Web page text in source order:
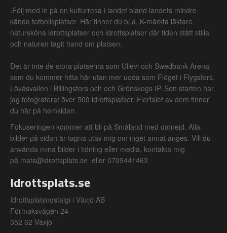
.Följ med in på en kulturresa i landet bland landets mindre
kända fotbollsplatser. Här finner du bl.a. K-märkta läktare,
natursköna idrottsplatser och idrottsplatser där tiden stått stilla
och naturen tagit hand om platsen.
Det är inte de stora platserna som Ullevi och Swedbank Arena
som du kommer hitta här utan mer udda som Flöget i Flygsfors,
Lövåsvallen i Billingsfors och och Grönskogs IP. Sen starten har
jag fotograferat över 500 idrottsplatser. Flertalet av dem finner
du här på hemsidan.
Fokuseringen kommer att bli på Småland med omnejd. Alla
bilder på sidan är tagna utav mig om inget annat anges. Vill du
använda mina bilder i tidning eller media, kontakta mig
på mats@idrottsplats.se eller 0709441463
Idrottsplats.se
Idrottsplatsnostalgi i Växjö AB
Förmaksvägen 24
352 62 Växjö